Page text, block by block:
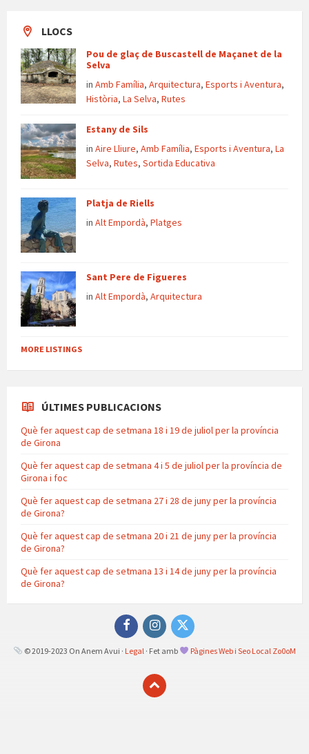
LLOCS
Pou de glaç de Buscastell de Maçanet de la
Selva
in Amb Família, Arquitectura, Esports i Aventura,
Història, La Selva, Rutes
Estany de Sils
in Aire Lliure, Amb Família, Esports i Aventura, La
Selva, Rutes, Sortida Educativa
Platja de Riells
in Alt Empordà, Platges
Sant Pere de Figueres
in Alt Empordà, Arquitectura
MORE LISTINGS
ÚLTIMES PUBLICACIONS
Què fer aquest cap de setmana 18 i 19 de juliol per la província
de Girona
Què fer aquest cap de setmana 4 i 5 de juliol per la província de
Girona i foc
Què fer aquest cap de setmana 27 i 28 de juny per la província
de Girona?
Què fer aquest cap de setmana 20 i 21 de juny per la província
de Girona?
Què fer aquest cap de setmana 13 i 14 de juny per la província
de Girona?
FacebookInstagramTwitter
© 2019-2023 On Anem Avui · Legal · Fet amb Pàgines Web i Seo Local Zo0oM